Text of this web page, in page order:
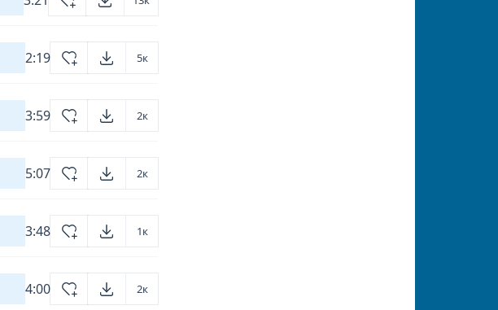
2:19
5к
3:59
2к
5:07
2к
3:48
1к
4:00
2к